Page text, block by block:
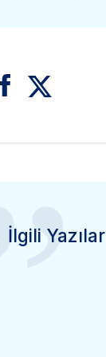
”
İlgili Yazılar